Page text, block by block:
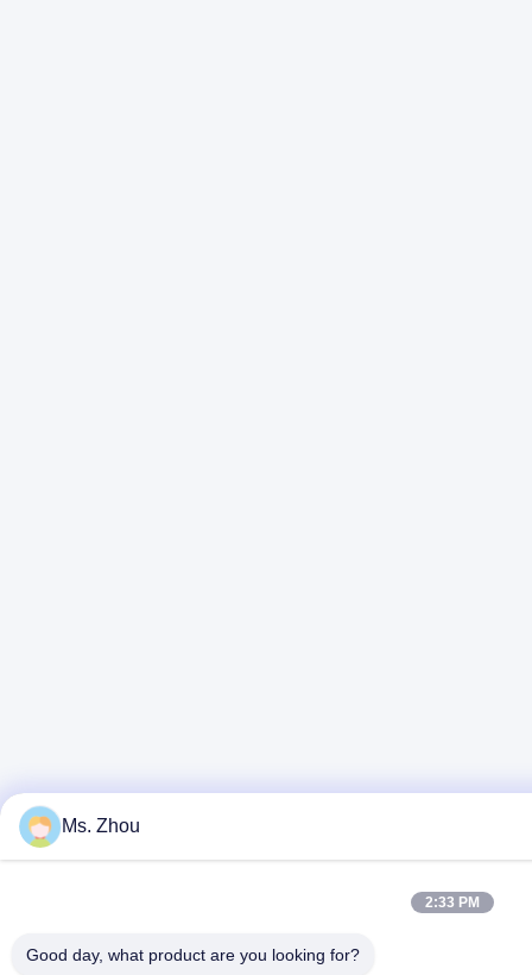
Ms. Zhou
2:33 PM
Good day, what product are you looking for?